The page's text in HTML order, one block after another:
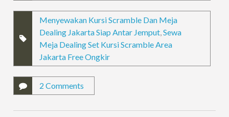
Menyewakan Kursi Scramble Dan Meja
Dealing Jakarta Siap Antar Jemput ,Sewa
Meja Dealing Set Kursi Scramble Area
Jakarta Free Ongkir
2 Comments